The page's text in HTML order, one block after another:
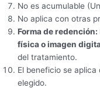
No es acumulable
No aplica con otras
Forma de redención:
física o imagen
del tratamiento.
El beneficio se
elegido.